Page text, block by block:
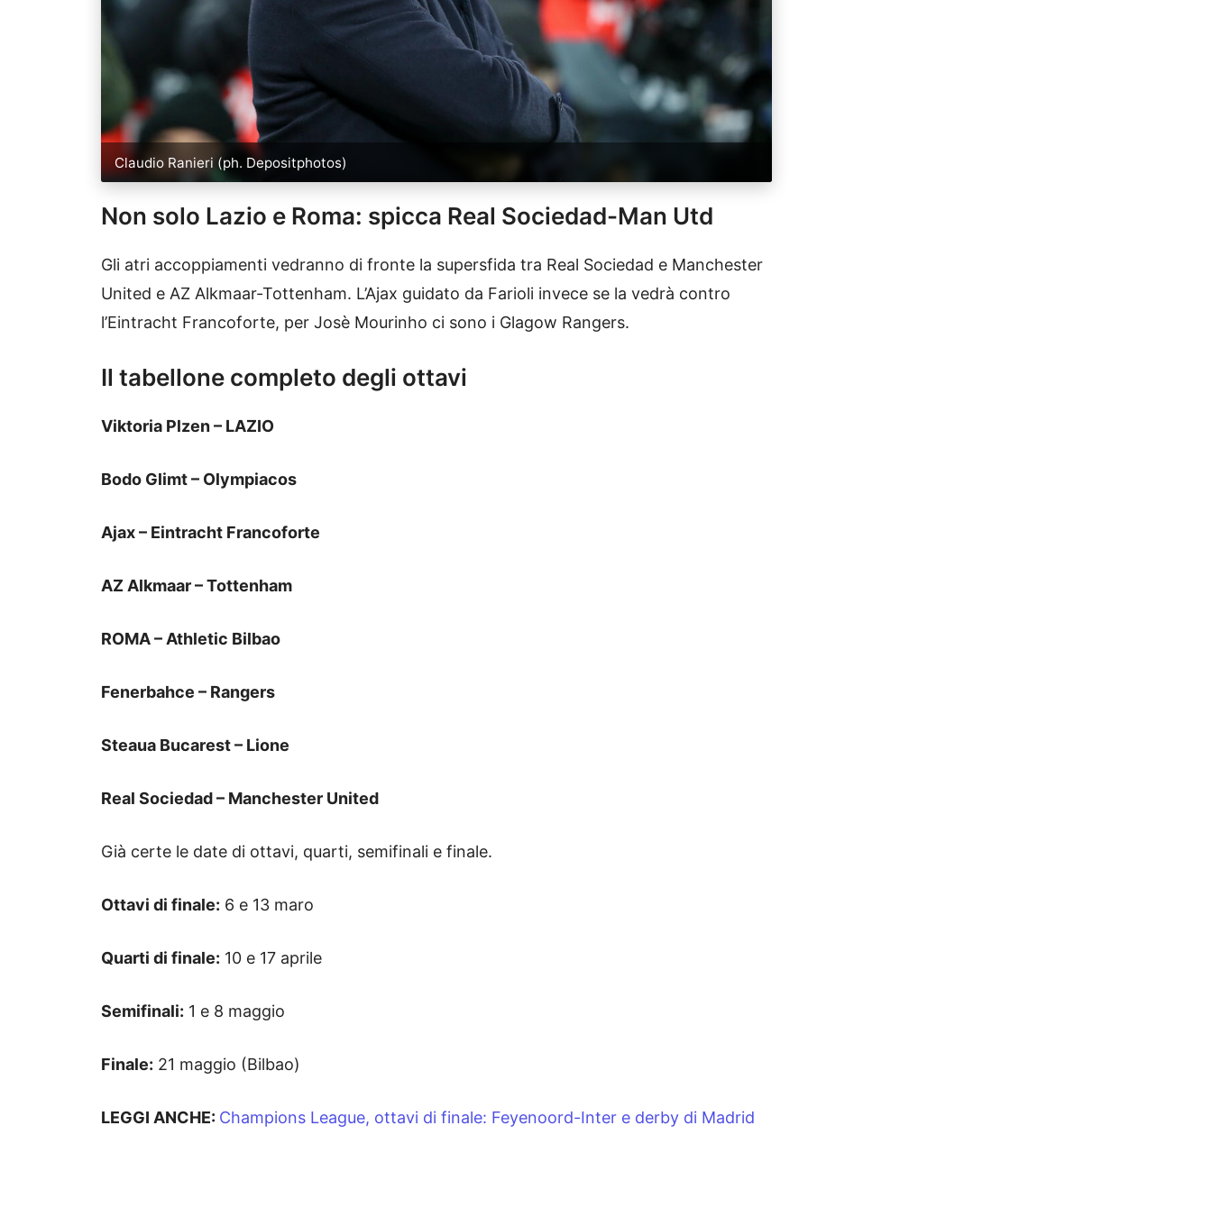
Claudio Ranieri (ph. Depositphotos)
Non solo Lazio e Roma: spicca Real Sociedad-Man Utd
Gli atri accoppiamenti vedranno di fronte la supersfida tra Real Sociedad e Manchester
United e AZ Alkmaar-Tottenham. L’Ajax guidato da Farioli invece se la vedrà contro
l’Eintracht Francoforte, per Josè Mourinho ci sono i Glagow Rangers.
Il tabellone completo degli ottavi
Viktoria Plzen – LAZIO
Bodo Glimt – Olympiacos
Ajax – Eintracht Francoforte
AZ Alkmaar – Tottenham
ROMA – Athletic Bilbao
Fenerbahce – Rangers
Steaua Bucarest – Lione
Real Sociedad – Manchester United
Già certe le date di ottavi, quarti, semifinali e finale.
Ottavi di finale: 6 e 13 maro
Quarti di finale: 10 e 17 aprile
Semifinali: 1 e 8 maggio
Finale: 21 maggio (Bilbao)
LEGGI ANCHE: Champions League, ottavi di finale: Feyenoord-Inter e derby di Madrid